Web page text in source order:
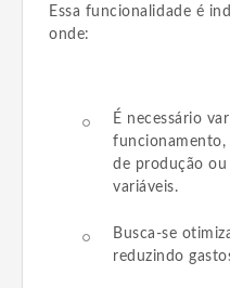
Essa funcionalidade é
onde:
É necessário
funcionamento,
de produção ou
variáveis.
Busca-se
reduzindo